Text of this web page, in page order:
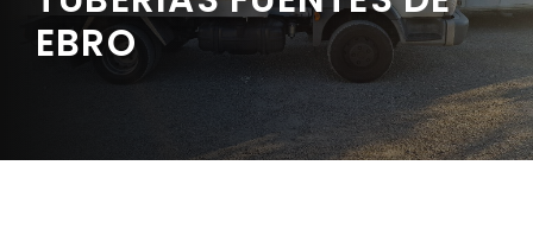
EBRO